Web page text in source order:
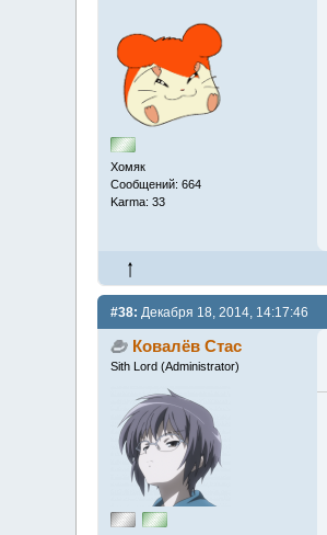
Хомяк
Сообщений: 664
Karma: 33
#38: Декабря 18, 2014, 14:17:46
Ковалёв Стас
Sith Lord (Administrator)